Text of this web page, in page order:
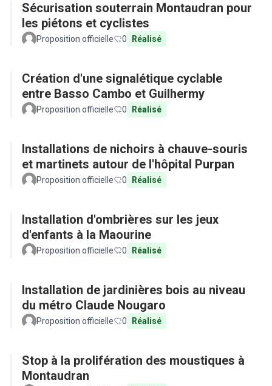
Sécurisation souterrain Montaudran pour
les piétons et cyclistes
Proposition officielle 0 Réalisé
Création d'une signalétique cyclable
entre Basso Cambo et Guilhermy
Proposition officielle 0 Réalisé
Installations de nichoirs à chauve-souris
et martinets autour de l'hôpital Purpan
Proposition officielle 0 Réalisé
Installation d'ombrières sur les jeux
d'enfants à la Maourine
Proposition officielle 0 Réalisé
Installation de jardinières bois au niveau
du métro Claude Nougaro
Proposition officielle 0 Réalisé
Stop à la prolifération des moustiques à
Montaudran